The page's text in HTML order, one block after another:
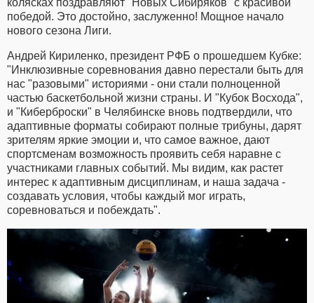
победой. Это достойно, заслуженно! Мощное начало
нового сезона Лиги.
Андрей Кириленко, президент РФБ о прошедшем Кубке:
"Инклюзивные соревнования давно перестали быть для
нас "разовыми" историями - они стали полноценной
частью баскетбольной жизни страны. И "Кубок Восхода",
и "Киберброски" в Челябинске вновь подтвердили, что
адаптивные форматы собирают полные трибуны, дарят
зрителям яркие эмоции и, что самое важное, дают
спортсменам возможность проявить себя наравне с
участниками главных событий. Мы видим, как растет
интерес к адаптивным дисциплинам, и наша задача -
создавать условия, чтобы каждый мог играть,
соревноваться и побеждать".